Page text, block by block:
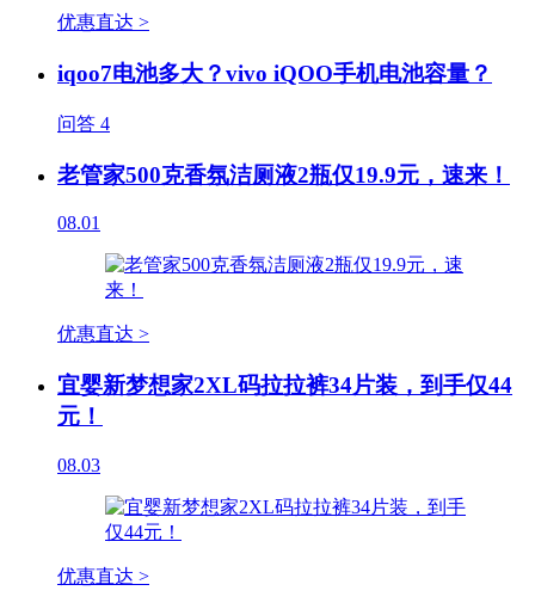
优惠直达 >
iqoo7电池多大？vivo iQOO手机电池容量？
问答 4
老管家500克香氛洁厕液2瓶仅19.9元，速来！
08.01
优惠直达 >
宜婴新梦想家2XL码拉拉裤34片装，到手仅44
元！
08.03
优惠直达 >